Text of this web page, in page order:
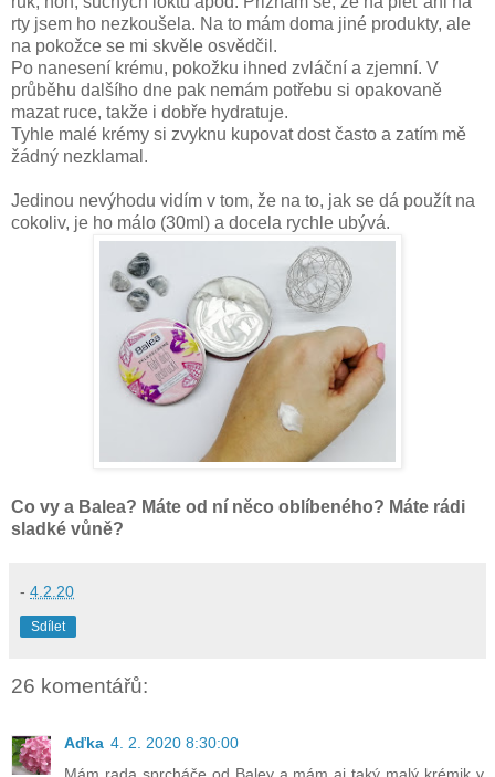
rty jsem ho nezkoušela. Na to mám doma jiné produkty, ale
na pokožce se mi skvěle osvědčil.
Po nanesení krému, pokožku ihned zvláční a zjemní. V
průběhu dalšího dne pak nemám potřebu si opakovaně
mazat ruce, takže i dobře hydratuje.
Tyhle malé krémy si zvyknu kupovat dost často a zatím mě
žádný nezklamal.
Jedinou nevýhodu vidím v tom, že na to, jak se dá použít na
cokoliv, je ho málo (30ml) a docela rychle ubývá.
Co vy a Balea? Máte od ní něco oblíbeného? Máte rádi
sladké vůně?
- 4.2.20
Sdílet
26 komentářů:
Aďka 4. 2. 2020 8:30:00